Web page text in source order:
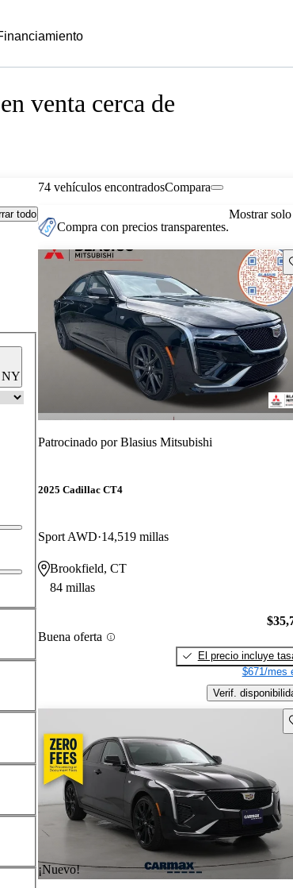
venta cerca de
todo
NY
74 vehículos encontradosCompara
Compra con precios transparentes.
Mostrar
Patrocinado porBlasius Mitsubishi
2025 Cadillac CT4
Sport AWD 14,519 millas
Brookfield, CT
84 millas
Buena oferta
El precio incluye
$671/mes
Verif.
¡Nuevo!